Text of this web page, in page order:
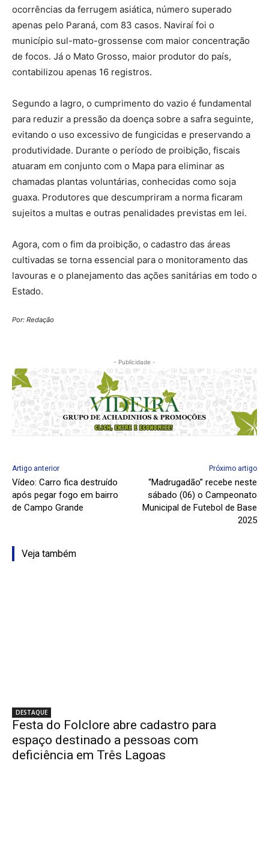
ocorrências da ferrugem asiática, número superado
apenas pelo Paraná, com 83 casos. Naviraí foi o
município sul-mato-grossense com maior concentração
de focos. Já o Mato Grosso, maior produtor do país,
contabilizou apenas 16 registros.
Segundo a Iagro, o cumprimento do vazio é fundamental
para reduzir a pressão da doença sobre a safra seguinte,
evitando o uso excessivo de fungicidas e preservando a
produtividade. Durante o período de proibição, fiscais
atuaram em conjunto com o Mapa para eliminar as
chamadas plantas voluntárias, conhecidas como soja
guaxa. Produtores que descumpriram a norma ficaram
sujeitos a multas e outras penalidades previstas em lei.
Agora, com o fim da proibição, o cadastro das áreas
cultivadas se torna essencial para o monitoramento das
lavouras e o planejamento das ações sanitárias em todo o
Estado.
Por: Redação
- Publicidade -
Artigo anterior
Vídeo: Carro fica destruído
após pegar fogo em bairro
de Campo Grande
Próximo artigo
“Madrugadão” recebe neste
sábado (06) o Campeonato
Municipal de Futebol de Base
2025
Veja também
DESTAQUE
Festa do Folclore abre cadastro para
espaço destinado a pessoas com
deficiência em Três Lagoas